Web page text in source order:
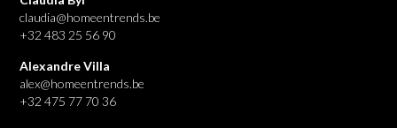
claudia@homeentrends.be
+32 483 25 56 90
Alexandre Villa
alex@homeentrends.be
+32 475 77 70 36